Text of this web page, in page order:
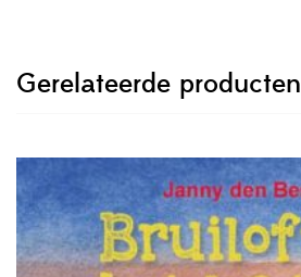
Gerelateerde producten